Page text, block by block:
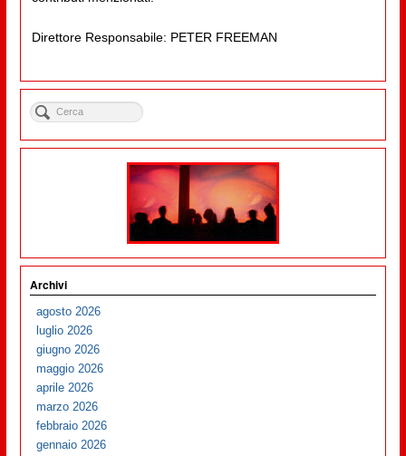
Direttore Responsabile: PETER FREEMAN
Archivi
agosto 2026
luglio 2026
giugno 2026
maggio 2026
aprile 2026
marzo 2026
febbraio 2026
gennaio 2026